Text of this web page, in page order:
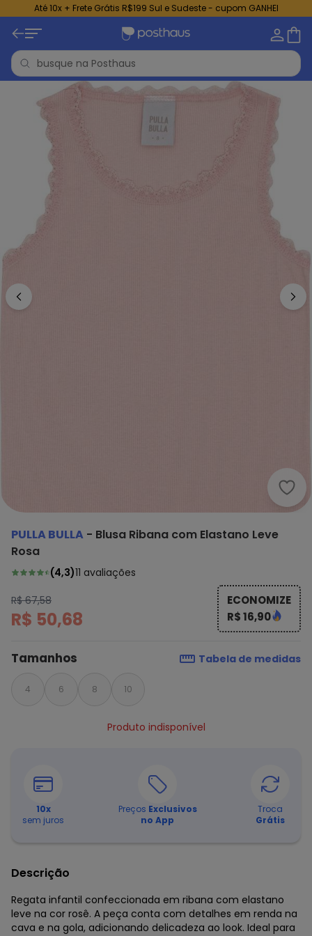
Até 10x + Frete Grátis R$199 Sul e Sudeste - cupom GANHEI
PULLA BULLA - Blusa Ribana com Elastano Leve
Rosa
(4,3)11 avaliações
R$ 67,58
R$ 50,68
ECONOMIZE
R$ 16,90
Tamanhos Tabela de medidas
4 6 8 10
Produto indisponível
10x
sem juros
Preços Exclusivos
no App
Troca
Grátis
Descrição
Regata infantil confeccionada em ribana com elastano
leve na cor rosê. A peça conta com detalhes em renda na
cava e na gola, adicionando delicadeza ao look. Ideal para